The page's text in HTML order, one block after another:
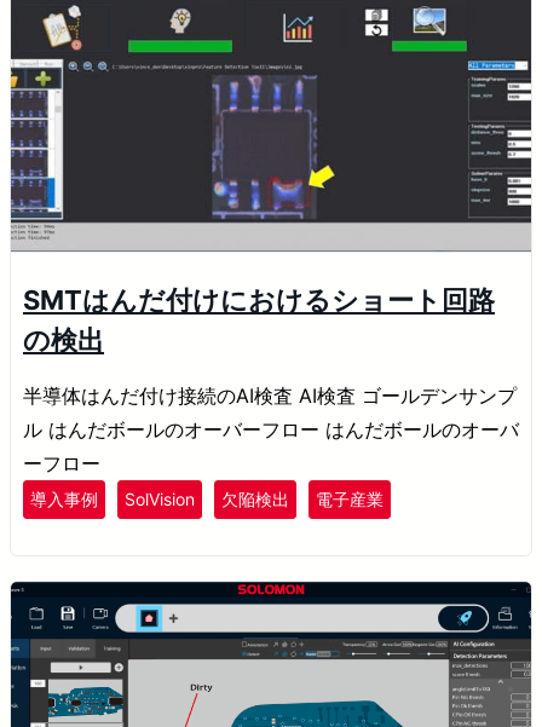
SMTはんだ付けにおけるショート回路
の検出
半導体はんだ付け接続のAI検査 AI検査 ゴールデンサンプ
ル はんだボールのオーバーフロー はんだボールのオーバ
ーフロー
導入事例 SolVision 欠陥検出 電子産業